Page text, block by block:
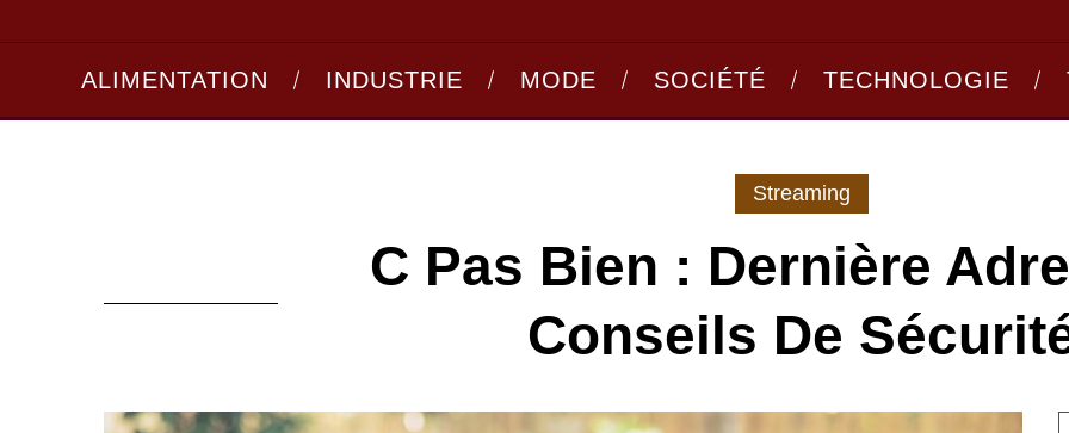
ALIMENTATION INDUSTRIE MODE SOCIÉTÉ TECHNOLOGIE
Streaming
C Pas Bien : Dernière
Conseils De